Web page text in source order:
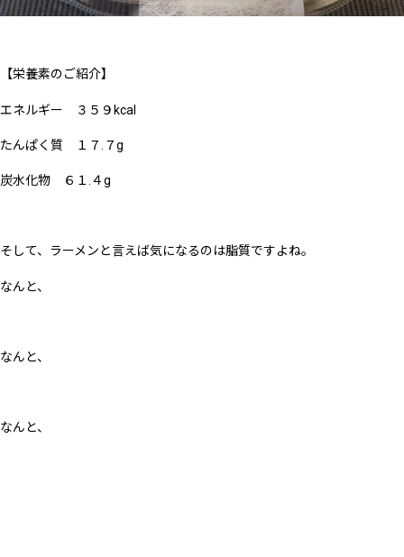
【栄養素のご紹介】
エネルギー ３５９kcal
たんぱく質 １７.７g
炭水化物 ６１.４g
そして、ラーメンと言えば気になるのは脂質ですよね。
なんと、
なんと、
なんと、